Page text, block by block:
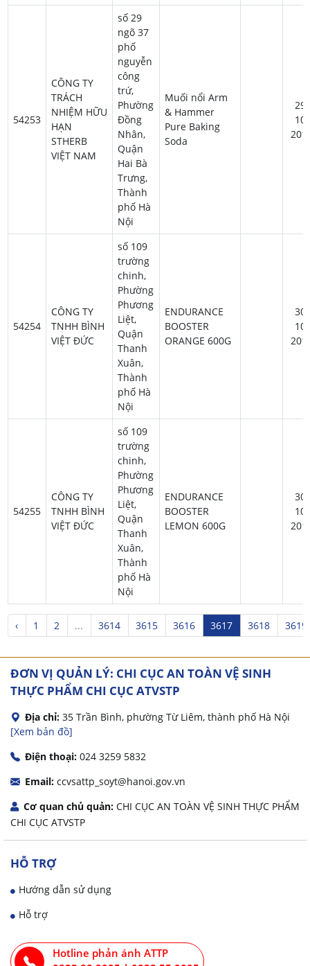
54253
CÔNG TY
TRÁCH
NHIỆM HỮU
HẠN
STHERB
VIỆT NAM
số 29
ngõ 37
phố
nguyễn
công
trứ,
Phường
Đồng
Nhân,
Quận
Hai Bà
Trưng,
Thành
phố Hà
Nội
Muối nổi Arm
& Hammer
Pure Baking
Soda
29-
10-
54254
CÔNG TY
TNHH BÌNH
VIỆT ĐỨC
số 109
trường
chinh,
Phường
Phương
Liệt,
Quận
Thanh
Xuân,
Thành
phố Hà
Nội
ENDURANCE
BOOSTER
ORANGE 600G
30-
10-
54255
CÔNG TY
TNHH BÌNH
VIỆT ĐỨC
số 109
trường
chinh,
Phường
Phương
Liệt,
Quận
Thanh
Xuân,
Thành
phố Hà
Nội
ENDURANCE
BOOSTER
LEMON 600G
30-
10-
‹ 1 2 ... 3614 3615 3616 3617 3618 3619
ĐƠN VỊ QUẢN LÝ: CHI CỤC AN TOÀN VỆ SINH
THỰC PHẨM CHI CỤC ATVSTP
Địa chỉ: 35 Trần Bình, phường Từ Liêm, thành phố Hà Nội
[Xem bản đồ]
Điện thoại: 024 3259 5832
Email: ccvsattp_soyt@hanoi.gov.vn
Cơ quan chủ quản: CHI CỤC AN TOÀN VỆ SINH THỰC PHẨM
CHI CỤC ATVSTP
HỖ TRỢ
Hướng dẫn sử dụng
Hỗ trợ
Hotline phản ánh ATTP